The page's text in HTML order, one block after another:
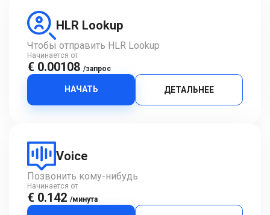
HLR Lookup
Чтобы отправить HLR Lookup
Начинается от
€ 0.00108 /запрос
НАЧАТЬ ДЕТАЛЬНЕЕ
Voice
Позвонить кому-нибудь
Начинается от
€ 0.142 /минута